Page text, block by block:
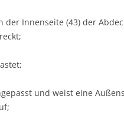
der Innenseite (43) der
und weist eine